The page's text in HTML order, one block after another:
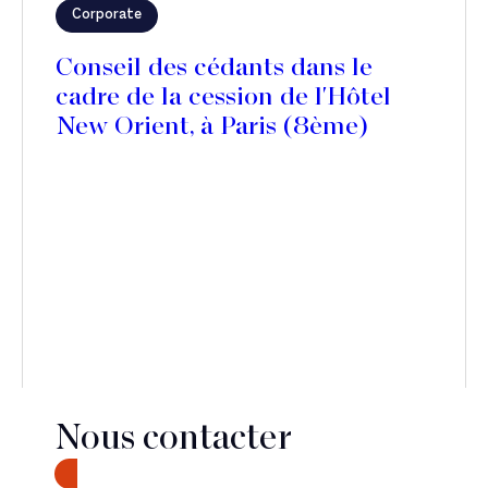
Corporate
Conseil des cédants dans le
cadre de la cession de l'Hôtel
New Orient, à Paris (8ème)
Nous contacter